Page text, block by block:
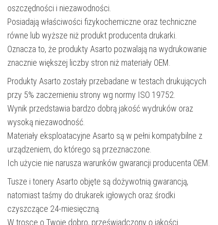
oszczędności i niezawodności.
Posiadają właściwości fizykochemiczne oraz techniczne
równe lub wyższe niż produkt producenta drukarki.
Oznacza to, że produkty Asarto pozwalają na wydrukowanie
znacznie większej liczby stron niż materiały OEM.
Produkty Asarto zostały przebadane w testach drukujących
przy 5% zaczernieniu strony wg normy ISO 19752.
Wynik przedstawia bardzo dobrą jakość wydruków oraz
wysoką niezawodność.
Materiały eksploatacyjne Asarto są w pełni kompatybilne z
urządzeniem, do którego są przeznaczone.
Ich użycie nie narusza warunków gwarancji producenta OEM.
Tusze i tonery Asarto objęte są dożywotnią gwarancją,
natomiast taśmy do drukarek igłowych oraz środki
czyszczące 24-miesięczną.
W trosce o Twoje dobro, przeświadczony o jakości